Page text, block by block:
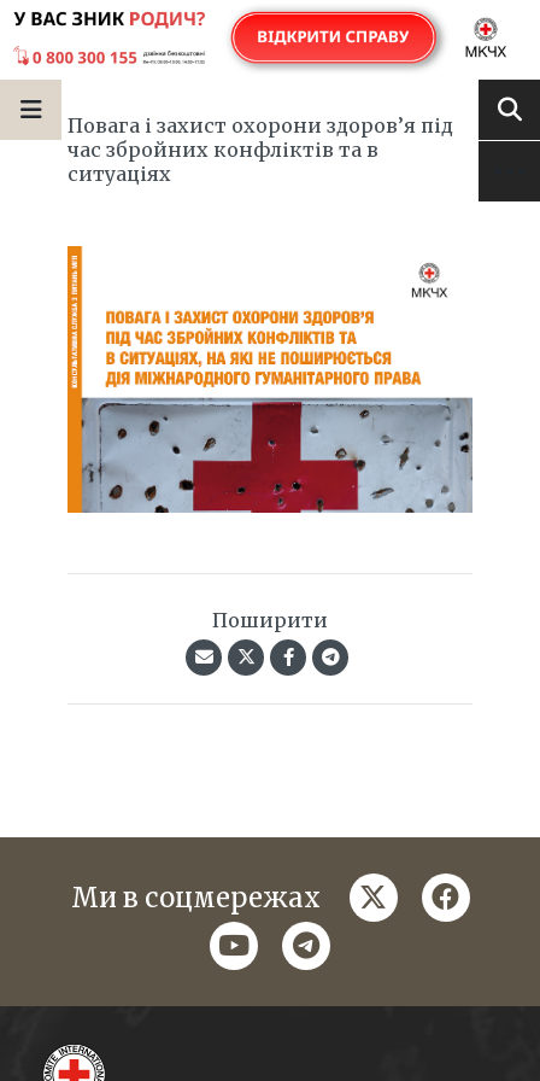
Повага і захист охорони здоров’я під
час збройних конфліктів та в
ситуаціях
Поширити
Ми в соцмережах twitter
youtubetelegram